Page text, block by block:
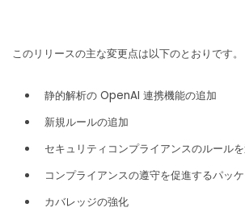
k
このリリースの主な変更点は以下のとおりです。
静的解析の OpenAI 連携機能の追加
新規ルールの追加
セキュリティコンプライアンスのルール
コンプライアンスの遵守を促進するパッ
カバレッジの強化